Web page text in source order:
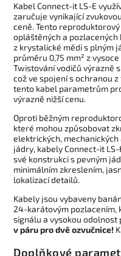
Kabel Connect-it LS-E
zaručuje vynikající
ceně. Tento
opláštěných a
z krystalické mědi s plným
průměru 0,75 mm² z
Twistování vodičů výrazně
což ve spojení s ochranou
tento kabel parametrům
výrazně nižší cenu.
Oproti běžným
které mohou způsobovat
elektrických,
jádry, kabely Connect-it
své konstrukci s pevným
minimálním zkreslením,
lokalizací detailů.
Kabely jsou vybaveny
24-karátovým
signálu a vysokou odolnost
v páru pro dvě ozvučnice!
Doplňkové